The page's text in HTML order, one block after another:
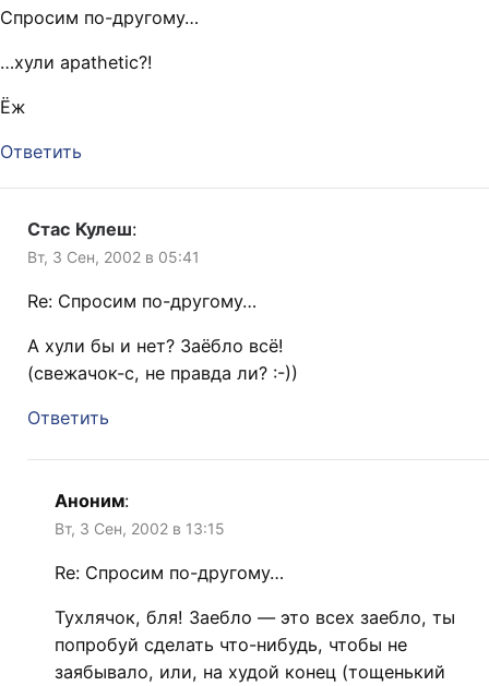
Спросим по-другому…
…хули apathetic?!
Ёж
Ответить
Стас Кулеш:
Вт, 3 Сен, 2002 в 05:41
Re: Спросим по-другому…
А хули бы и нет? Заёбло всё!
(свежачок-с, не правда ли? :-))
Ответить
Аноним:
Вт, 3 Сен, 2002 в 13:15
Re: Спросим по-другому…
Тухлячок, бля! Заебло — это всех заебло, ты
попробуй сделать что-нибудь, чтобы не
заябывало, или, на худой конец (тощенький